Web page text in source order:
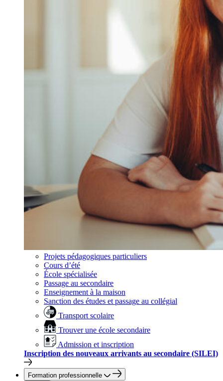
Projets pédagogiques particuliers
Cours d’été
École spécialisée
Passage au secondaire
Enseignement à la maison
Sanction des études et passage au collégial
Transport scolaire
Trouver une école secondaire
Admission et inscription
Inscription des nouveaux arrivants au secondaire (SILEI)
Formation professionnelle